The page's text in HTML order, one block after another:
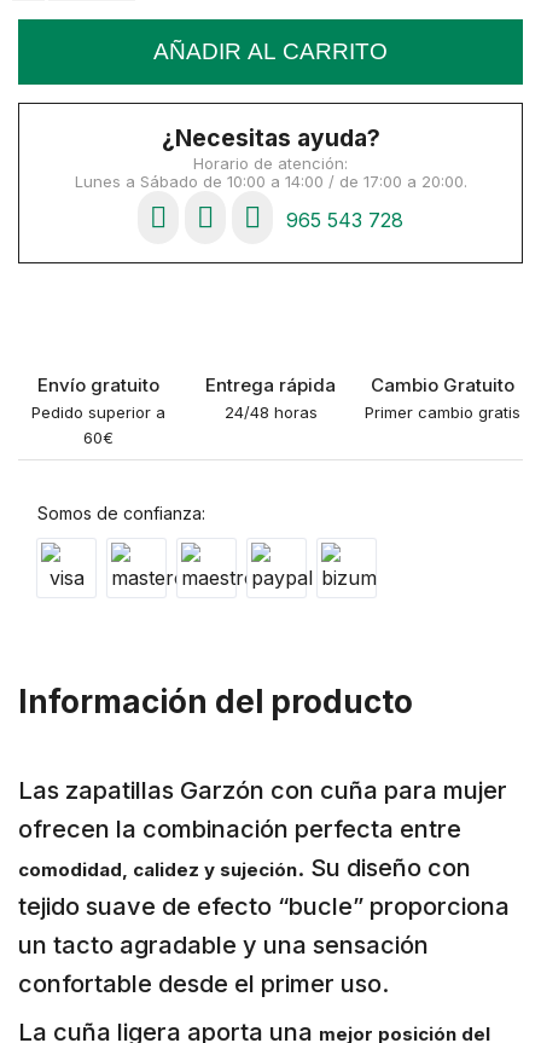
AÑADIR AL CARRITO
¿Necesitas ayuda?
Horario de atención:
Lunes a Sábado de 10:00 a 14:00 / de 17:00 a 20:00.
965 543 728
Envío gratuito
Pedido superior a
60€
Entrega rápida
24/48 horas
Cambio Gratuito
Primer cambio gratis
Somos de confianza:
Información del producto
Las zapatillas Garzón con cuña para mujer
ofrecen la combinación perfecta entre
comodidad, calidez y sujeción. Su diseño con
tejido suave de efecto “bucle” proporciona
un tacto agradable y una sensación
confortable desde el primer uso.
La cuña ligera aporta una mejor posición del